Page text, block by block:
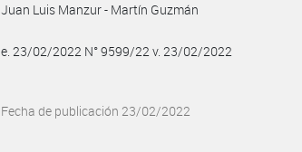
Juan Luis Manzur - Martín Guzmán
e. 23/02/2022 N° 9599/22 v. 23/02/2022
Fecha de publicación 23/02/2022